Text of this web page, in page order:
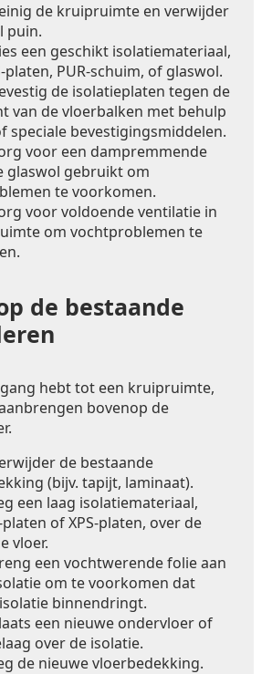
de kruipruimte en verwijder
puin.
een geschikt isolatiemateriaal,
platen, PUR-schuim, of glaswol.
de isolatieplaten tegen de
van de vloerbalken met behulp
speciale bevestigingsmiddelen.
voor een dampremmende
glaswol gebruikt om
te voorkomen.
voor voldoende ventilatie in
om vochtproblemen te
de bestaande
hebt tot een kruipruimte,
bovenop de
de bestaande
(bijv. tapijt, laminaat).
een laag isolatiemateriaal,
platen of XPS-platen, over de
vloer.
een vochtwerende folie aan
om te voorkomen dat
binnendringt.
een nieuwe ondervloer of
over de isolatie.
de nieuwe vloerbedekking.